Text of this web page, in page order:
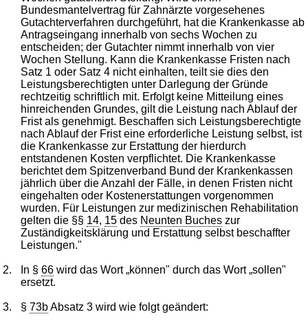
Bundesmantelvertrag für Zahnärzte vorgesehenes
Gutachterverfahren durchgeführt, hat die Krankenkasse ab
Antragseingang innerhalb von sechs Wochen zu
entscheiden; der Gutachter nimmt innerhalb von vier
Wochen Stellung. Kann die Krankenkasse Fristen nach
Satz 1 oder Satz 4 nicht einhalten, teilt sie dies den
Leistungsberechtigten unter Darlegung der Gründe
rechtzeitig schriftlich mit. Erfolgt keine Mitteilung eines
hinreichenden Grundes, gilt die Leistung nach Ablauf der
Frist als genehmigt. Beschaffen sich Leistungsberechtigte
nach Ablauf der Frist eine erforderliche Leistung selbst, ist
die Krankenkasse zur Erstattung der hierdurch
entstandenen Kosten verpflichtet. Die Krankenkasse
berichtet dem Spitzenverband Bund der Krankenkassen
jährlich über die Anzahl der Fälle, in denen Fristen nicht
eingehalten oder Kostenerstattungen vorgenommen
wurden. Für Leistungen zur medizinischen Rehabilitation
gelten die §§ 14, 15 des Neunten Buches zur
Zuständigkeitsklärung und Erstattung selbst beschaffter
Leistungen."
2. In §66 wird das Wort „können" durch das Wort „sollen"
ersetzt.
3. §73bAbsatz 3 wird wie folgt geändert: